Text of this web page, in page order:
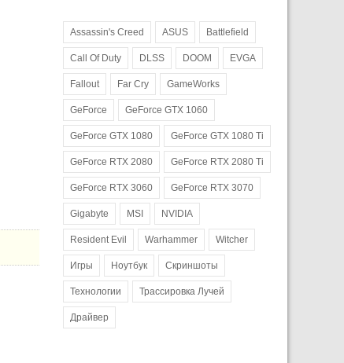
Assassin's Creed ASUS Battlefield
Call Of Duty DLSS DOOM EVGA
Fallout Far Cry GameWorks
GeForce GeForce GTX 1060
GeForce GTX 1080 GeForce GTX 1080 Ti
GeForce RTX 2080 GeForce RTX 2080 Ti
GeForce RTX 3060 GeForce RTX 3070
Gigabyte MSI NVIDIA
Resident Evil Warhammer Witcher
Игры Ноутбук Скриншоты
Технологии Трассировка Лучей
Драйвер